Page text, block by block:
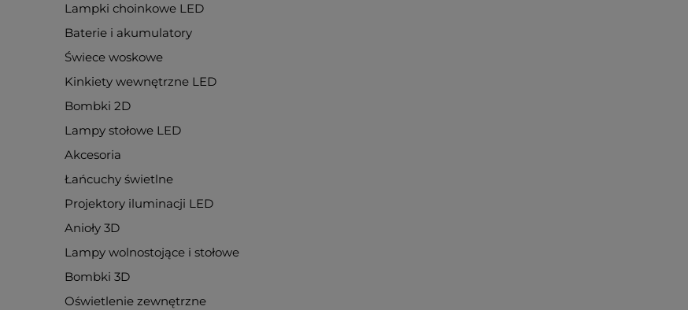
Lampki choinkowe LED
Baterie i akumulatory
Świece woskowe
Kinkiety wewnętrzne LED
Bombki 2D
Lampy stołowe LED
Akcesoria
Łańcuchy świetlne
Projektory iluminacji LED
Anioły 3D
Lampy wolnostojące i stołowe
Bombki 3D
Oświetlenie zewnętrzne